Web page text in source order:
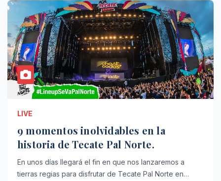
LIVE
9 momentos inolvidables en la
historia de Tecate Pal Norte.
En unos días llegará el fin en que nos lanzaremos a
tierras regias para disfrutar de Tecate Pal Norte en…